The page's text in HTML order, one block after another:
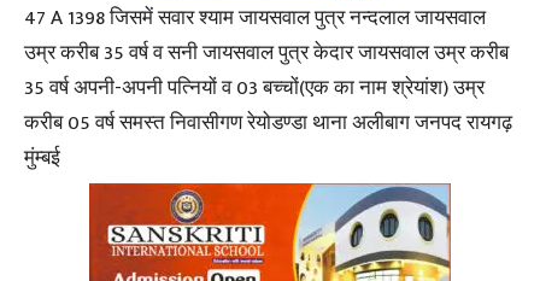
47 A 1398 जिसमें सवार श्याम जायसवाल पुत्र नन्दलाल जायसवाल
उम्र करीब 35 वर्ष व सनी जायसवाल पुत्र केदार जायसवाल उम्र करीब
35 वर्ष अपनी-अपनी पत्नियों व 03 बच्चों(एक का नाम श्रेयांश) उम्र
करीब 05 वर्ष समस्त निवासीगण रेयोडण्डा थाना अलीबाग जनपद रायगढ़
मुंम्बई